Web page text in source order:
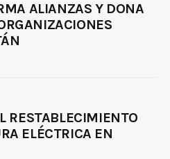
ALIANZAS Y DONA
RESTABLECIMIENTO
ELÉCTRICA EN